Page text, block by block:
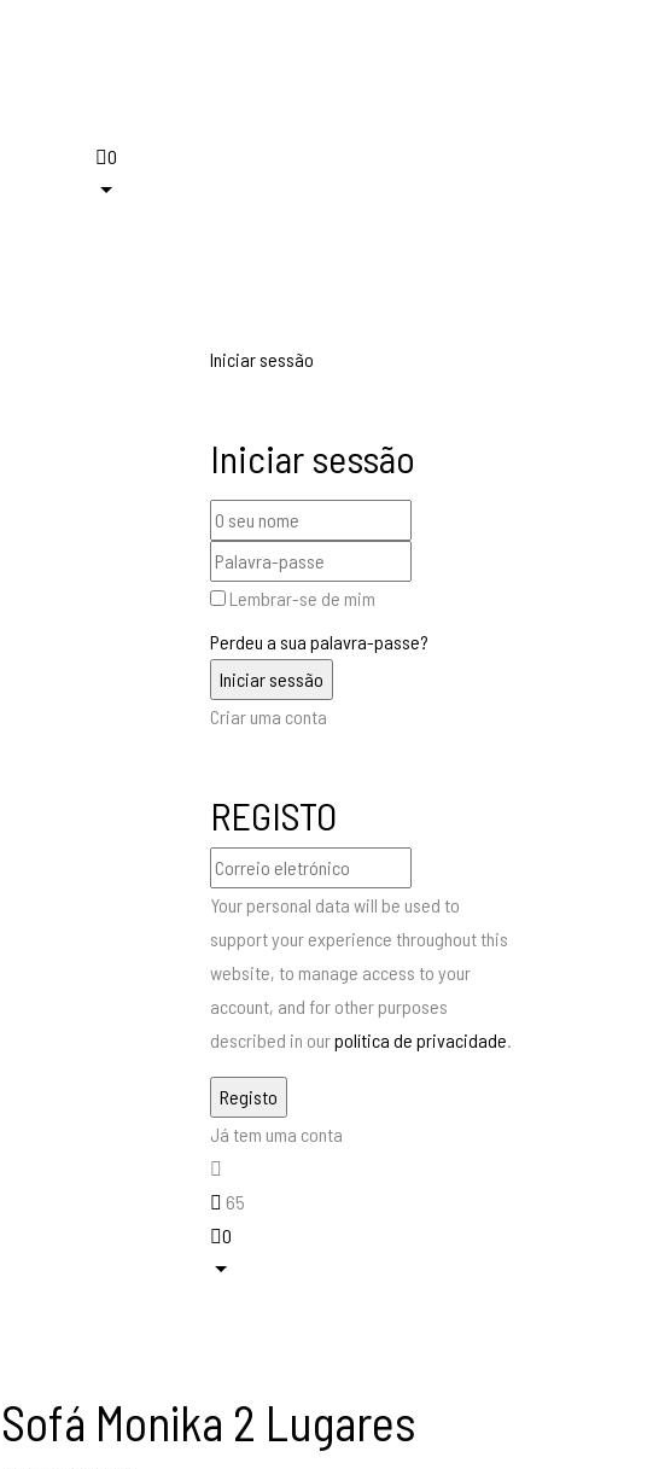
0
Iniciar sessão
Iniciar sessão
Lembrar-se de mim
Perdeu a sua palavra-passe?
Criar uma conta
REGISTO
Your personal data will be used to
support your experience throughout this
website, to manage access to your
account, and for other purposes
described in ourpolítica de privacidade.
Já tem uma conta
65
0
Sofá Monika 2 Lugares